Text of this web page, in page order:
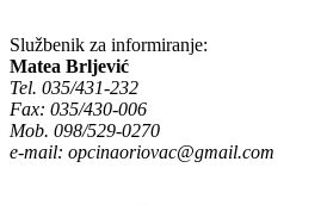
Službenik za informiranje:
Matea Brljević
Tel. 035/431-232
Fax: 035/430-006
Mob. 098/529-0270
e-mail: opcinaoriovac@gmail.com